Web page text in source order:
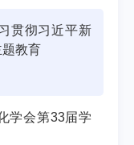
贯彻习近平新
教育
学会第33届学